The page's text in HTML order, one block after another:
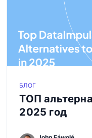
БЛОГ
ТОП
2025 год